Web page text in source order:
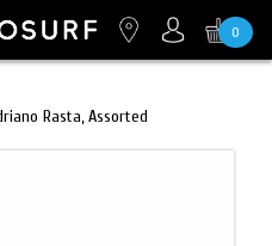
0
Rasta, Assorted